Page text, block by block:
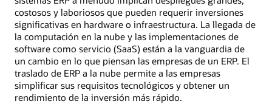
costosos y laboriosos que pueden requerir inversiones
significativas en hardware o infraestructura. La llegada de
la computación en la nube y las implementaciones de
software como servicio (SaaS) están a la vanguardia de
un cambio en lo que piensan las empresas de un ERP. El
traslado de ERP a la nube permite a las empresas
simplificar sus requisitos tecnológicos y obtener un
rendimiento de la inversión más rápido.